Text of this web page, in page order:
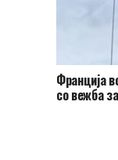
Франција
со вежба